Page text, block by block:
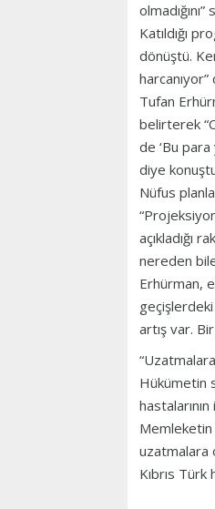
Katıldığı
dönüştü.
harcanıyor”
Tufan
belirterek
de ‘Bu
diye
Nüfus
açıkladığı
nereden
Erhürman,
artış var.
Hükümetin
uzatmalara
Kıbrıs Türk